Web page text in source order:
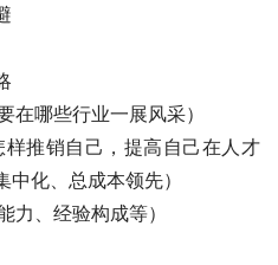
在哪些行业一展风采）
样推销自己，提高自己在人才
化、总成本领先）
力、经验构成等）